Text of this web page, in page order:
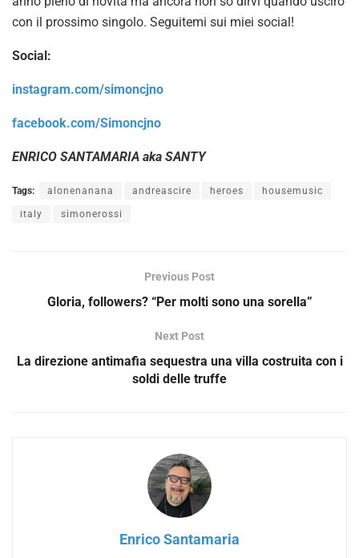
con il prossimo singolo. Seguitemi sui miei social!
Social:
instagram.com/simoncjno
facebook.com/Simoncjno
ENRICO SANTAMARIA aka SANTY
Tags: alonenanana andreascire heroes housemusic
italy simonerossi
Previous Post
Gloria, followers? “Per molti sono una sorella”
Next Post
La direzione antimafia sequestra una villa costruita con i
soldi delle truffe
Enrico Santamaria